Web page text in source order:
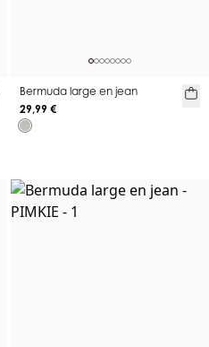
Bermuda large en jean
29,99 €